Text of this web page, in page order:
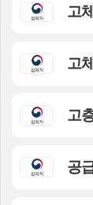
고
고
고
공